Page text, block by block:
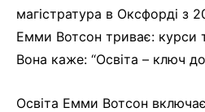
магістратура в Оксфорді з
Емми Вотсон триває: курси
Вона каже: “Освіта – ключ
Освіта Емми Вотсон